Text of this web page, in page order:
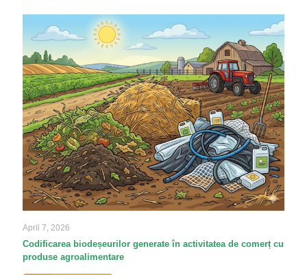
April 7, 2026
Codificarea biodeșeurilor generate în activitatea de comerț cu
produse agroalimentare